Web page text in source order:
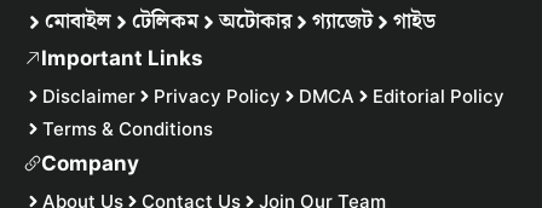
মোবাইল টেলিকম অটোকার গ্যাজেট গাইড
Important Links
Disclaimer Privacy Policy DMCA
Editorial Policy
Terms & Conditions
Company
About Us Contact Us Join Our Team